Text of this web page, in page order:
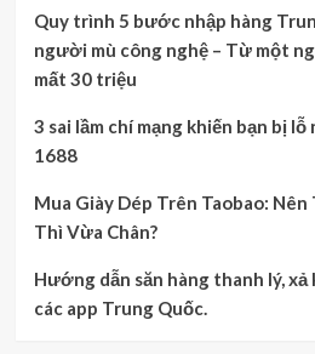
Quy trình 5 bước nhập hàng
người mù công nghệ – Từ một
mất 30 triệu
3 sai lầm chí mạng khiến bạn bị lỗ
1688
Mua Giày Dép Trên Taobao: Nên
Thì Vừa Chân?
Hướng dẫn săn hàng thanh lý,
các app Trung Quốc.